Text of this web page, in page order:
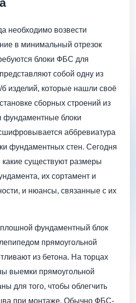
необходимо возвести
в минимальный отрезок
блоки ФБС для
собой одну из
изделий, которые нашли своё
сборных строений из
блоки
аббревиатура
фундаментных стен. Сегодня
какие существуют размеры
их сортамент и
и нюансы, связанные с их
фундаментный блок
прямоугольной
из бетона. На торцах
выемки прямоугольной
для того, чтобы облегчить
при монтаже. Обычно ФБС-